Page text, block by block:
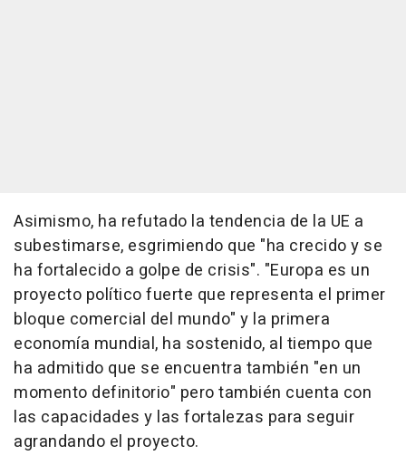
Asimismo, ha refutado la tendencia de la UE a
subestimarse, esgrimiendo que "ha crecido y se
ha fortalecido a golpe de crisis". "Europa es un
proyecto político fuerte que representa el primer
bloque comercial del mundo" y la primera
economía mundial, ha sostenido, al tiempo que
ha admitido que se encuentra también "en un
momento definitorio" pero también cuenta con
las capacidades y las fortalezas para seguir
agrandando el proyecto.